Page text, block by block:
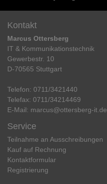
Kontakt
Marcus Ottersberg
IT & Kommunikationstechnik
Gewerbestr. 10
D-70565 Stuttgart
Telefon: 0711/3421440
Telefax: 0711/34214469
E-Mail: marcus@ottersberg-it.de
Service
Teilnahme an Ausschreibungen
Kauf auf Rechnung
Kontaktformular
Registrierung